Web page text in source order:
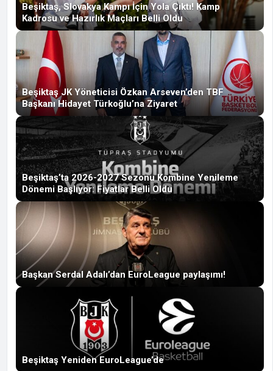
Beşiktaş, Slovakya Kampı İçin Yola Çıktı! Kamp
Kadrosu ve Hazırlık Maçları Belli Oldu
Beşiktaş JK Yöneticisi Özkan Arseven’den TBF
Başkanı Hidayet Türkoğlu’na Ziyaret
Beşiktaş’ta 2026-2027 Sezonu Kombine Yenileme
Dönemi Başlıyor: Fiyatlar Belli Oldu
Başkan Serdal Adalı’dan EuroLeague paylaşımı!
Beşiktaş Yeniden EuroLeague’de